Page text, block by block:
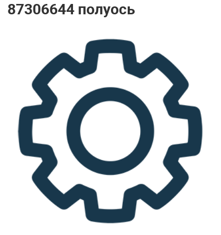
87306644 полуось